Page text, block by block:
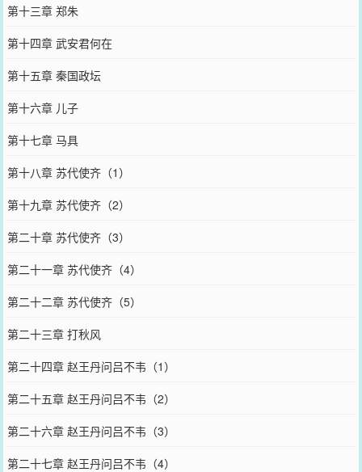
第十三章 郑朱
第十四章 武安君何在
第十五章 秦国政坛
第十六章 儿子
第十七章 马具
第十八章 苏代使齐（1）
第十九章 苏代使齐（2）
第二十章 苏代使齐（3）
第二十一章 苏代使齐（4）
第二十二章 苏代使齐（5）
第二十三章 打秋风
第二十四章 赵王丹问吕不韦（1）
第二十五章 赵王丹问吕不韦（2）
第二十六章 赵王丹问吕不韦（3）
第二十七章 赵王丹问吕不韦（4）